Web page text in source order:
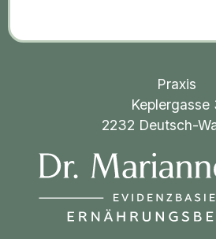
Praxis
Keplergasse
2232 Deutsch-